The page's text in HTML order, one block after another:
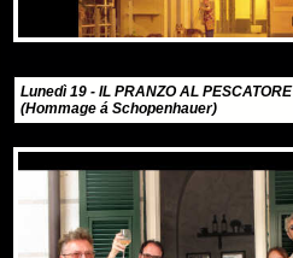
Lunedì 19 - IL PRANZO AL PESCATORE
(Hommage á Schopenhauer)